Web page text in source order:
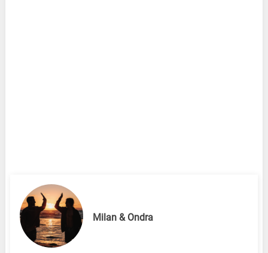
Milan & Ondra